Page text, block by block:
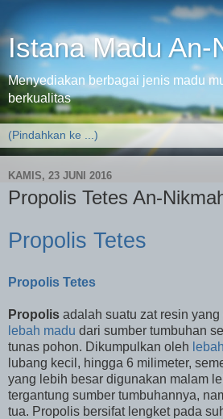
Istana Madu An-
Menyediakan berbagai jenis madu
berkualitas
KAMIS, 23 JUNI 2016
Propolis Tetes An-
Propolis Tetes
Propolis Tetes
Propolis adalah suatu zat resin
lebah madu dari sumber tumbuhan
tunas pohon. Dikumpulkan oleh lebah
lubang kecil, hingga 6 milimeter,
yang lebih besar digunakan malam
tergantung sumber tumbuhannya,
tua. Propolis bersifat lengket pada